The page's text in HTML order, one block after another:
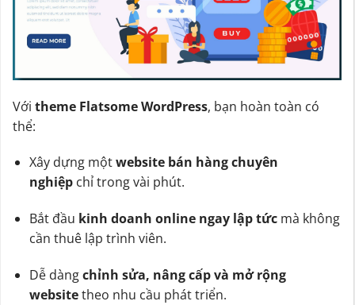
Với theme Flatsome WordPress, bạn hoàn toàn có
thể:
Xây dựng mộtwebsite bán hàng chuyên
nghiệpchỉ trong vài phút.
Bắt đầu kinh doanh online ngay lập tứcmà không
cần thuê lập trình viên.
Dễ dàngchỉnh sửa, nâng cấp và mở rộng
websitetheo nhu cầu phát triển.